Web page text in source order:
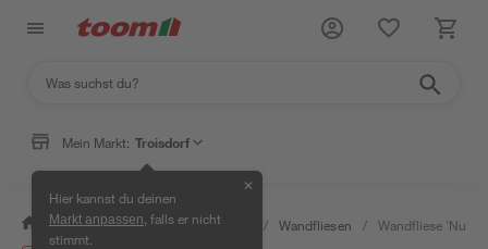
Mein Markt: Troisdorf
Hier kannst du deinen
Markt anpassen , falls er nicht
stimmt.
✕
/ Bauen & Renovieren / Fliesen / Wandfliesen / Wandfliese 'Nuva'